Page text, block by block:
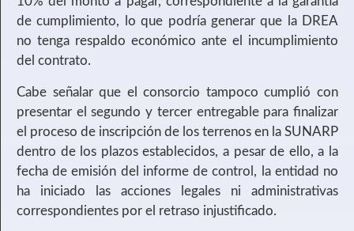
de cumplimiento, lo que podría generar que la DREA
no tenga respaldo económico ante el incumplimiento
del contrato.
Cabe señalar que el consorcio tampoco cumplió con
presentar el segundo y tercer entregable para finalizar
el proceso de inscripción de los terrenos en la SUNARP
dentro de los plazos establecidos, a pesar de ello, a la
fecha de emisión del informe de control, la entidad no
ha iniciado las acciones legales ni administrativas
correspondientes por el retraso injustificado.